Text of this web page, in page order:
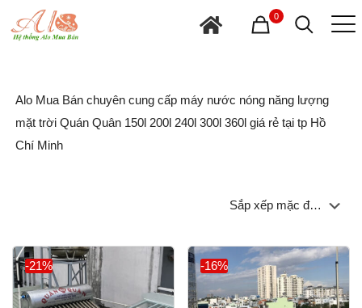
0
Alo Mua Bán chuyên cung cấp máy nước nóng năng lượng
mặt trời Quán Quân 150l 200l 240l 300l 360l giá rẻ tại tp Hồ
Chí Minh
-21% -16%